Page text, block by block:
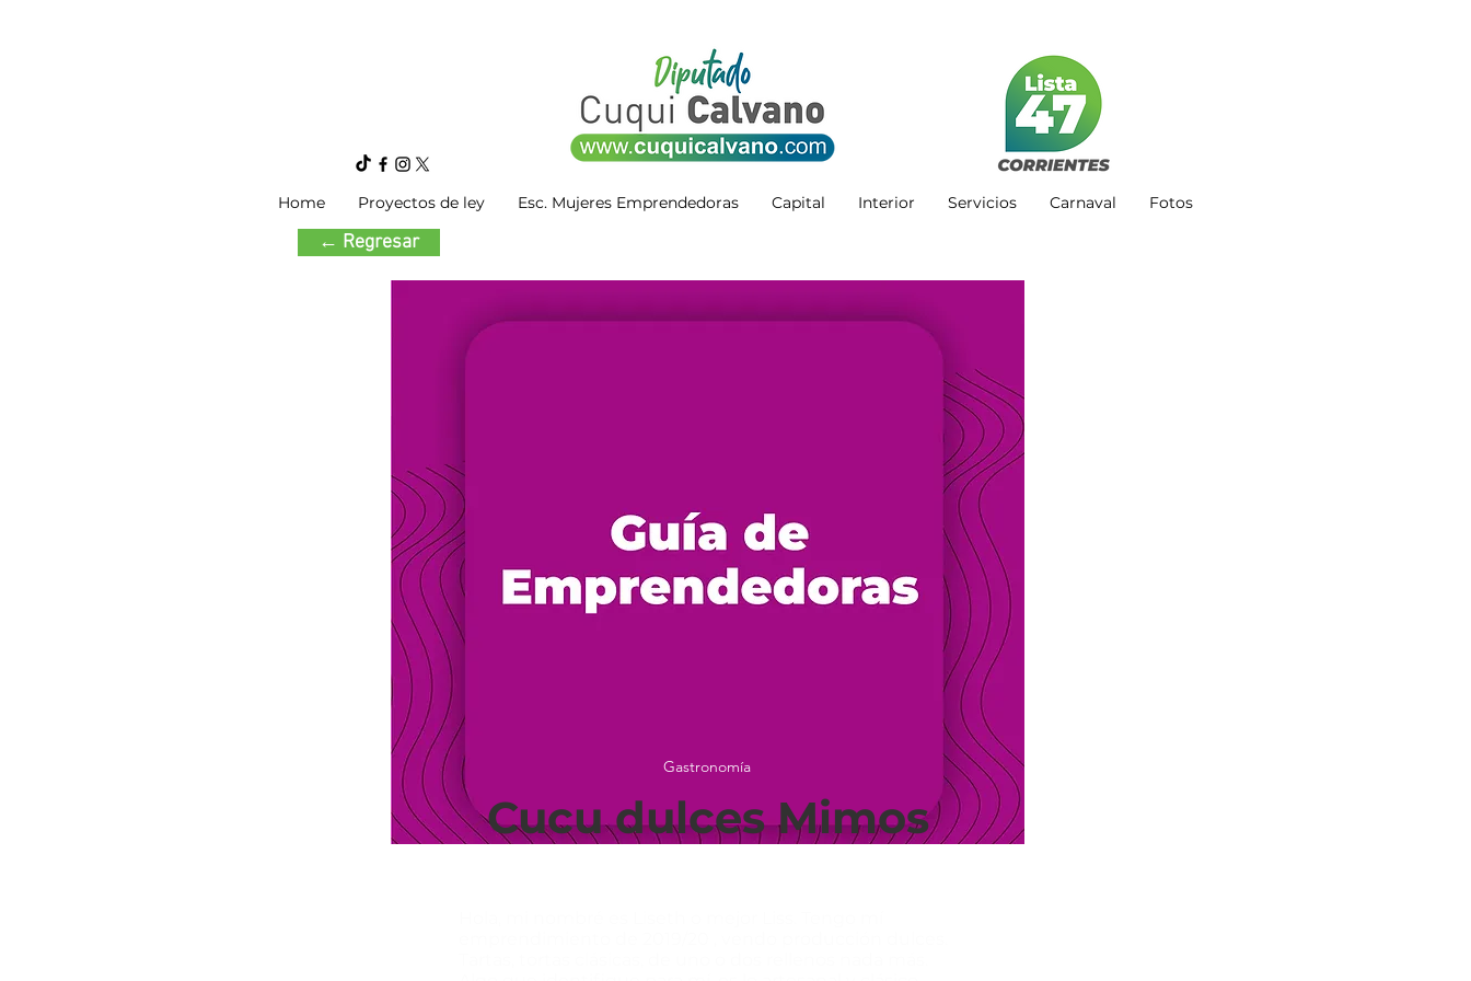
Home Proyectos de ley Esc. Mujeres Emprendedoras Capital Interior Servicios Carnaval Fotos
← Regresar
Cucu dulces Mimos
Gastronomía